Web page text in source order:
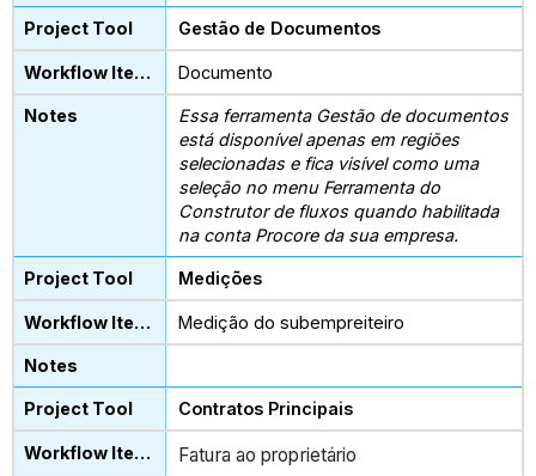
Gestão de Documentos
Documento
Essa ferramenta Gestão de documentos
está disponível apenas em regiões
selecionadas e fica visível como uma
seleção no menu Ferramenta do
Construtor de fluxos quando habilitada
na conta Procore da sua empresa.
Medições
Medição do subempreiteiro
Contratos Principais
Fatura ao proprietário